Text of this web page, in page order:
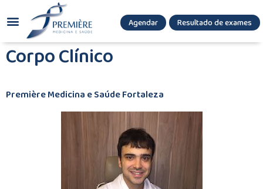
Agendar Resultado de exames
Corpo Clínico
Première Medicina e Saúde Fortaleza